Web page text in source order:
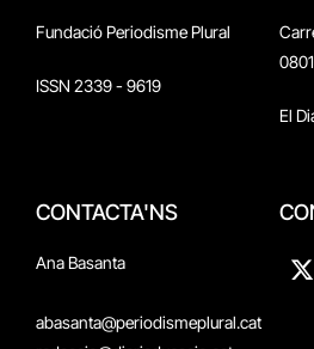
Fundació Periodisme Plural
ISSN 2339 - 9619
El
CONTACTA'NS
Ana Basanta
abasanta@periodismeplural.cat
X